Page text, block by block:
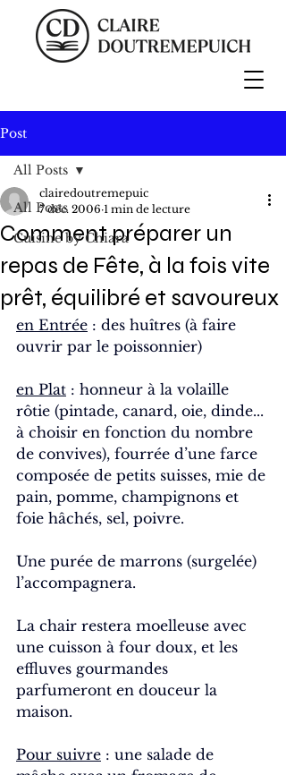
Post
All Posts
Cuisine by Chiara
All Posts
Comment préparer un
repas de Fête, à la fois vite
prêt, équilibré et savoureux
clairedoutremepuic
7 déc. 2006 1 min de lecture
en Entrée : des huîtres (à faire
ouvrir par le poissonnier)
en Plat : honneur à la volaille
rôtie (pintade, canard, oie, dinde...
à choisir en fonction du nombre
de convives), fourrée d’une farce
composée de petits suisses, mie de
pain, pomme, champignons et
foie hâchés, sel, poivre.
Une purée de marrons (surgelée)
l’accompagnera.
La chair restera moelleuse avec
une cuisson à four doux, et les
effluves gourmandes
parfumeront en douceur la
maison.
Pour suivre : une salade de